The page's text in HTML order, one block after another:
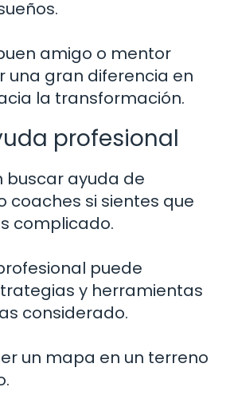
amigo o mentor
una gran diferencia en
la transformación.
profesional
buscar ayuda de
coaches si sientes que
complicado.
puede
y herramientas
considerado.
un mapa en un terreno